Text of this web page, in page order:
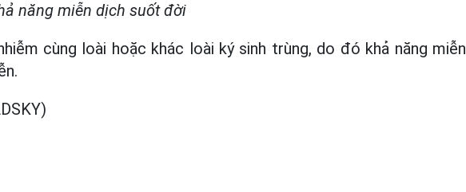
năng miễn dịch suốt đời
cùng loài hoặc khác loài ký sinh trùng, do đó khả năng miễn